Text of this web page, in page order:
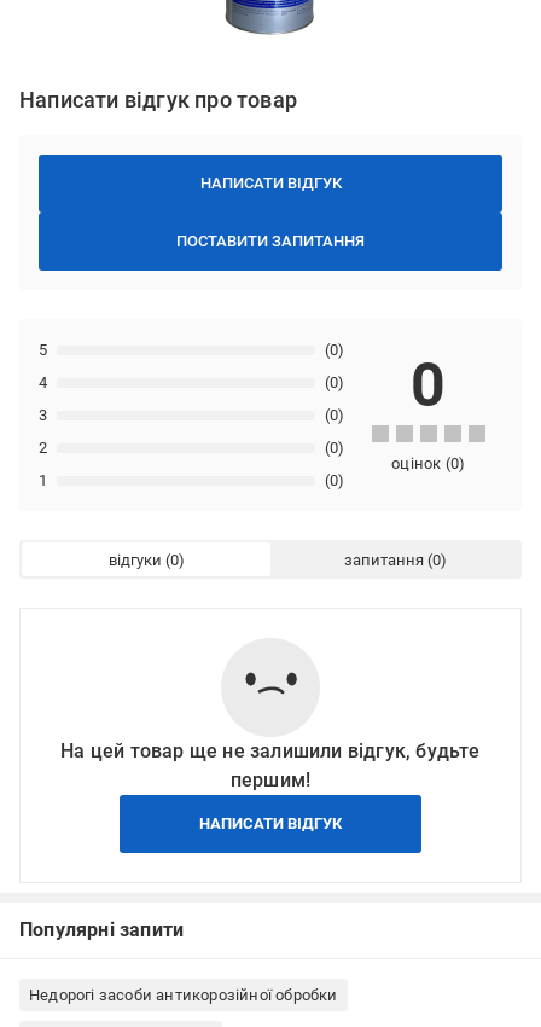
Написати відгук про товар
НАПИСАТИ ВІДГУК
ПОСТАВИТИ ЗАПИТАННЯ
1 (0)
2 (0)
3 (0)
4 (0)
5 (0)
0
оцінок (0)
відгуки запитання
На цей товар ще не залишили відгук, будьте
першим!
НАПИСАТИ ВІДГУК
Популярні запити
Недорогі засоби антикорозійної обробки